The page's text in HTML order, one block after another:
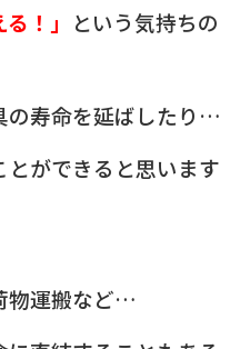
！」 という気持ちの
の寿命を延ばしたり…
ができると思います
物運搬など…